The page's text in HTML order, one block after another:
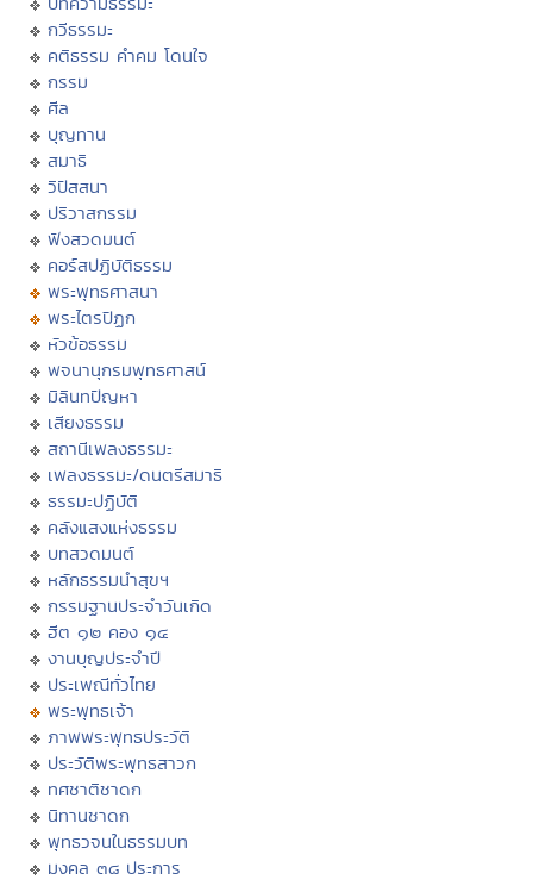
กวีธรรมะ
คติธรรม คำคม โดนใจ
กรรม
ศีล
บุญทาน
สมาธิ
วิปัสสนา
ปริวาสกรรม
ฟังสวดมนต์
คอร์สปฏิบัติธรรม
พระพุทธศาสนา
พระไตรปิฏก
หัวข้อธรรม
พจนานุกรมพุทธศาสน์
มิลินทปัญหา
เสียงธรรม
สถานีเพลงธรรมะ
เพลงธรรมะ/ดนตรีสมาธิ
ธรรมะปฏิบัติ
คลังแสงแห่งธรรม
บทสวดมนต์
หลักธรรมนำสุขฯ
กรรมฐานประจำวันเกิด
ฮีต ๑๒ คอง ๑๔
งานบุญประจำปี
ประเพณีทั่วไทย
พระพุทธเจ้า
ภาพพระพุทธประวัติ
ประวัติพระพุทธสาวก
ทศชาติชาดก
นิทานชาดก
พุทธวจนในธรรมบท
มงคล ๓๘ ประการ